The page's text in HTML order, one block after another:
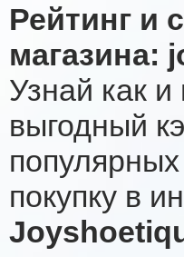
Рейтинг и
магазина:
Узнай как
выгодный
покупку в